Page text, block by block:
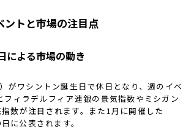
ントと市場の注目点
による市場の動き
がワシントン誕生日で休日となり、週のイベ
フィラデルフィア連銀の景気指数やミシガン
数が注目されます。また1月に開催した
に公表されます。